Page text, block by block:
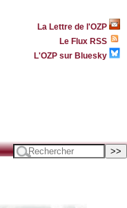
La Lettre de l'OZP
Le Flux RSS
L'OZP sur Bluesky